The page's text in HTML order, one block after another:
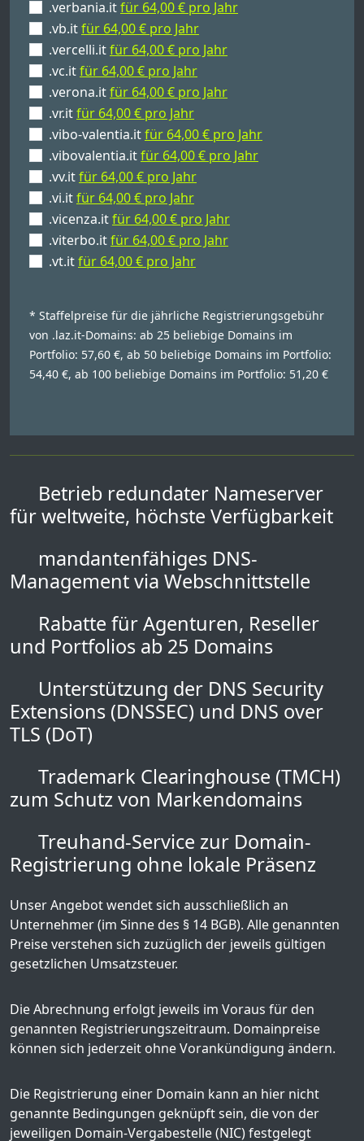
.verbania.itfür 64,00 € pro Jahr
.vb.itfür 64,00 € pro Jahr
.vercelli.itfür 64,00 € pro Jahr
.vc.itfür 64,00 € pro Jahr
.verona.itfür 64,00 € pro Jahr
.vr.itfür 64,00 € pro Jahr
.vibo-valentia.itfür 64,00 € pro Jahr
.vibovalentia.itfür 64,00 € pro Jahr
.vv.itfür 64,00 € pro Jahr
.vi.itfür 64,00 € pro Jahr
.vicenza.itfür 64,00 € pro Jahr
.viterbo.itfür 64,00 € pro Jahr
.vt.itfür 64,00 € pro Jahr
* Staffelpreise für die jährliche Registrierungsgebühr
von .laz.it-Domains: ab 25 beliebige Domains im
Portfolio: 57,60 €, ab 50 beliebige Domains im Portfolio:
54,40 €, ab 100 beliebige Domains im Portfolio: 51,20 €
Betrieb redundater Nameserver
für weltweite, höchste Verfügbarkeit
mandantenfähiges DNS-
Management via Webschnittstelle
Rabatte für Agenturen, Reseller
und Portfolios ab 25 Domains
Unterstützung der DNS Security
Extensions (DNSSEC) und DNS over
TLS (DoT)
Trademark Clearinghouse (TMCH)
zum Schutz von Markendomains
Treuhand-Service zur Domain-
Registrierung ohne lokale Präsenz
Unser Angebot wendet sich ausschließlich an
Unternehmer (im Sinne des § 14 BGB). Alle genannten
Preise verstehen sich zuzüglich der jeweils gültigen
gesetzlichen Umsatzsteuer.
Die Abrechnung erfolgt jeweils im Voraus für den
genannten Registrierungszeitraum. Domainpreise
können sich jederzeit ohne Vorankündigung ändern.
Die Registrierung einer Domain kann an hier nicht
genannte Bedingungen geknüpft sein, die von der
jeweiligen Domain-Vergabestelle (NIC) festgelegt